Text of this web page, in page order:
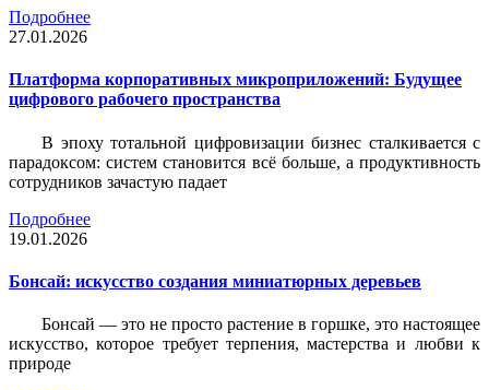
Подробнее
27.01.2026
Платформа корпоративных микроприложений: Будущее
цифрового рабочего пространства
В эпоху тотальной цифровизации бизнес сталкивается с
парадоксом: систем становится всё больше, а продуктивность
сотрудников зачастую падает
Подробнее
19.01.2026
Бонсай: искусство создания миниатюрных деревьев
Бонсай — это не просто растение в горшке, это настоящее
искусство, которое требует терпения, мастерства и любви к
природе